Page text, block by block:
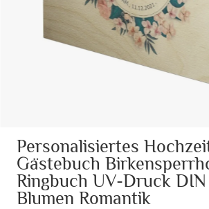
Personalisiertes
Gästebuch
Ringbuch UV-Druck
Blumen Romantik